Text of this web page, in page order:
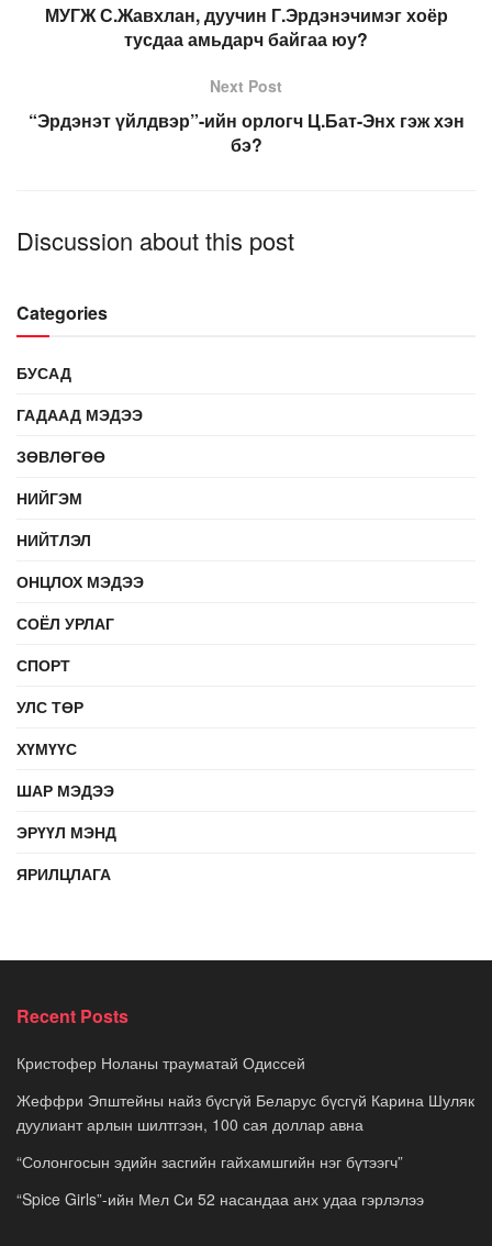
МУГЖ С.Жавхлан, дуучин Г.Эрдэнэчимэг хоёр
тусдаа амьдарч байгаа юу?
Next Post
“Эрдэнэт үйлдвэр”-ийн орлогч Ц.Бат-Энх гэж хэн
бэ?
Discussion about this post
Categories
БУСАД
ГАДААД МЭДЭЭ
ЗӨВЛӨГӨӨ
НИЙГЭМ
НИЙТЛЭЛ
ОНЦЛОХ МЭДЭЭ
СОЁЛ УРЛАГ
СПОРТ
УЛС ТӨР
ХҮМҮҮС
ШАР МЭДЭЭ
ЭРҮҮЛ МЭНД
ЯРИЛЦЛАГА
Recent Posts
Кристофер Ноланы трауматай Одиссей
Жеффри Эпштейны найз бүсгүй Беларус бүсгүй Карина Шуляк
дуулиант арлын шилтгээн, 100 сая доллар авна
“Солонгосын эдийн засгийн гайхамшгийн нэг бүтээгч”
“Spice Girls”-ийн Мел Си 52 насандаа анх удаа гэрлэлээ